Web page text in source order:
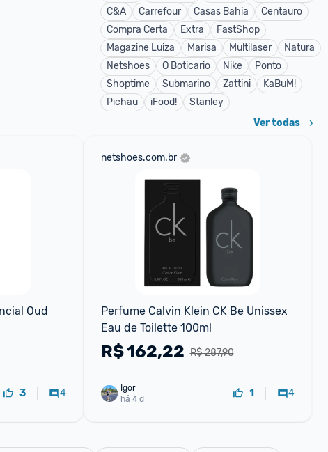
C&A
Carrefour Casas Bahia
Centauro
Compra Certa
Extra
FastShop
Magazine Luiza
Marisa Multilaser
Natura
Netshoes
O Boticario Nike
Ponto
Shoptime
Submarino Zattini
KaBuM!
Pichau
iFood! Stanley
Ver todas
Oud
3 4
netshoes.com.br
Perfume Calvin Klein CK Be Unissex
Eau de Toilette 100ml
R$ 287,90
R$162,22
Igor
há 4 d
1 4